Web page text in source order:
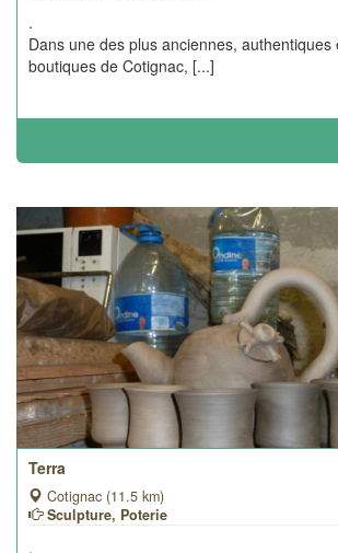
.
Dans une des plus anciennes,
boutiques de Cotignac, [...]
Terra
Cotignac (11.5 km)
Sculpture, Poterie
.